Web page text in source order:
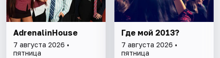
AdrenalinHouse
7 августа 2026 •
пятница
Где мой 2013?
7 августа 2026 •
пятница